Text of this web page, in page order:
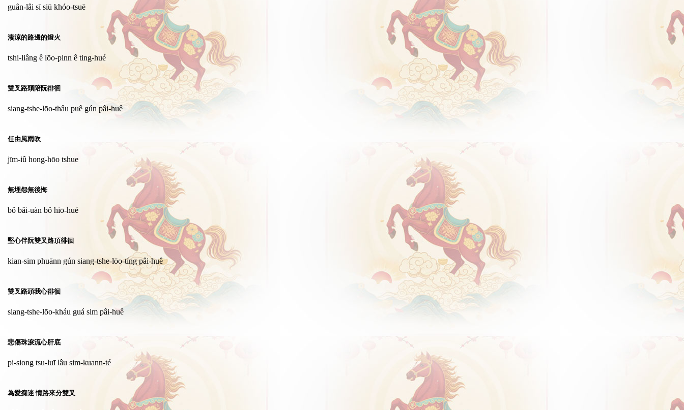
guân-lâi sī siū khóo-tsuē
淒涼的路邊的燈火
tshi-liâng ê lōo-pinn ê ting-hué
雙叉路頭陪阮徘徊
siang-tshe-lōo-thâu puê gún pâi-huê
任由風雨吹
jīm-iû hong-hōo tshue
無埋怨無後悔
bô bâi-uàn bô hiō-hué
堅心伴阮雙叉路頂徘徊
kian-sim phuānn gún siang-tshe-lōo-tíng pâi-huê
雙叉路頭我心徘徊
siang-tshe-lōo-kháu guá sim pâi-huê
悲傷珠淚流心肝底
pi-siong tsu-luī lâu sim-kuann-té
為愛痴迷 情路來分雙叉